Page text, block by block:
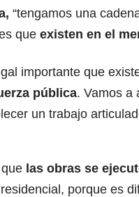
“tengamos una
que existen en el
importante que
pública. Vamos a
un trabajo
las obras se
porque es